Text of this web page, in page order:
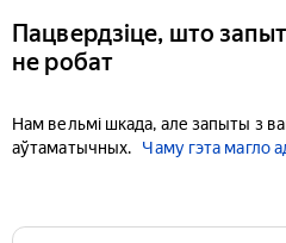
Пацвердзіце, што
не робат
Нам вельмі шкада, але запыты з
аўтаматычных.
Чаму гэта магло